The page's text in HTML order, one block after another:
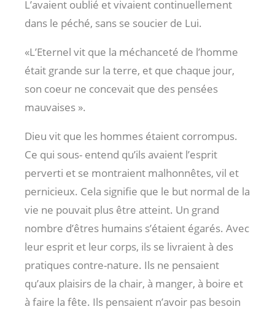
L’avaient oublié et vivaient continuellement
dans le péché, sans se soucier de Lui.
«L’Eternel vit que la méchanceté de l’homme
était grande sur la terre, et que chaque jour,
son coeur ne concevait que des pensées
mauvaises ».
Dieu vit que les hommes étaient corrompus.
Ce qui sous- entend qu’ils avaient l’esprit
perverti et se montraient malhonnêtes, vil et
pernicieux. Cela signifie que le but normal de la
vie ne pouvait plus être atteint. Un grand
nombre d’êtres humains s’étaient égarés. Avec
leur esprit et leur corps, ils se livraient à des
pratiques contre-nature. Ils ne pensaient
qu’aux plaisirs de la chair, à manger, à boire et
à faire la fête. Ils pensaient n’avoir pas besoin